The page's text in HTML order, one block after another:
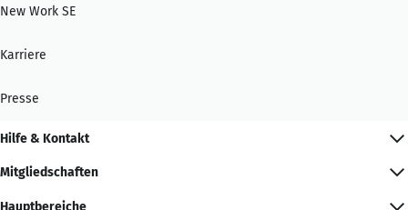
New Work SE
Karriere
Presse
Hilfe & Kontakt
Mitgliedschaften
Hauptbereiche